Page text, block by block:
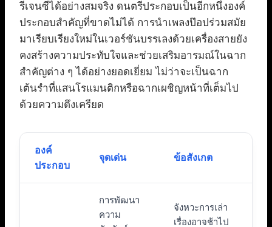
รีเจนซีได้อย่างสมจริง ดนตรีประกอบเป็นอีกหนึ่งองค์
ประกอบสำคัญที่ขาดไม่ได้ การนำเพลงป๊อปร่วมสมัย
มาเรียบเรียงใหม่ในเวอร์ชันบรรเลงด้วยเครื่องสายยัง
คงสร้างความประทับใจและช่วยเสริมอารมณ์ในฉาก
สำคัญต่าง ๆ ได้อย่างยอดเยี่ยม ไม่ว่าจะเป็นฉาก
เต้นรำที่แสนโรแมนติกหรือฉากเผชิญหน้าที่เต็มไป
ด้วยความตึงเครียด
องค์
ประกอบ
จุดเด่น ข้อสังเกต
การพัฒนา
ความ
จังหวะการเล่า
เรื่องอาจช้าไป